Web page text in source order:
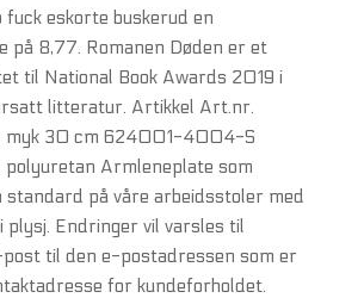
fuck eskorte buskerud en
på 8,77. Romanen Døden er et
til National Book Awards 2019 i
litteratur. Artikkel Art.nr.
myk 30 cm 624001-4004-S
polyuretan Armleneplate som
standard på våre arbeidsstoler med
plysj. Endringer vil varsles til
til den e-postadressen som er
for kundeforholdet.